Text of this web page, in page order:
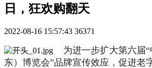
日，狂欢购翻天
2022-08-16 15:57:43 36371
为进一步扩大第六届
东）博览会”品牌宣传效应，促进老